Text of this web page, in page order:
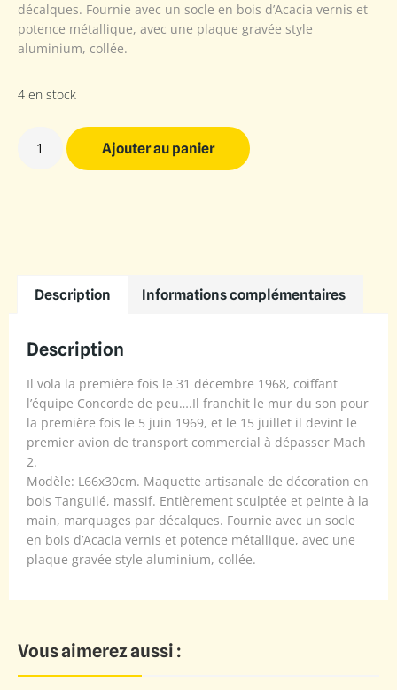
décalques. Fournie avec un socle en bois d’Acacia vernis et
potence métallique, avec une plaque gravée style
aluminium, collée.
4 en stock
Ajouter au panier
Description Informations complémentaires
Description
Il vola la première fois le 31 décembre 1968, coiffant
l’équipe Concorde de peu….Il franchit le mur du son pour
la première fois le 5 juin 1969, et le 15 juillet il devint le
premier avion de transport commercial à dépasser Mach
2.
Modèle: L66x30cm. Maquette artisanale de décoration en
bois Tanguilé, massif. Entièrement sculptée et peinte à la
main, marquages par décalques. Fournie avec un socle
en bois d’Acacia vernis et potence métallique, avec une
plaque gravée style aluminium, collée.
Vous aimerez aussi :